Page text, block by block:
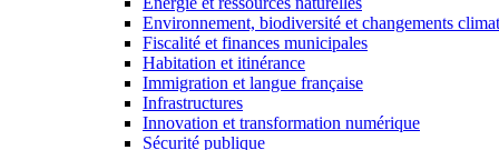
Environnement, biodiversité et changements
Fiscalité et finances municipales
Habitation et itinérance
Immigration et langue française
Infrastructures
Innovation et transformation numérique
Sécurité publique